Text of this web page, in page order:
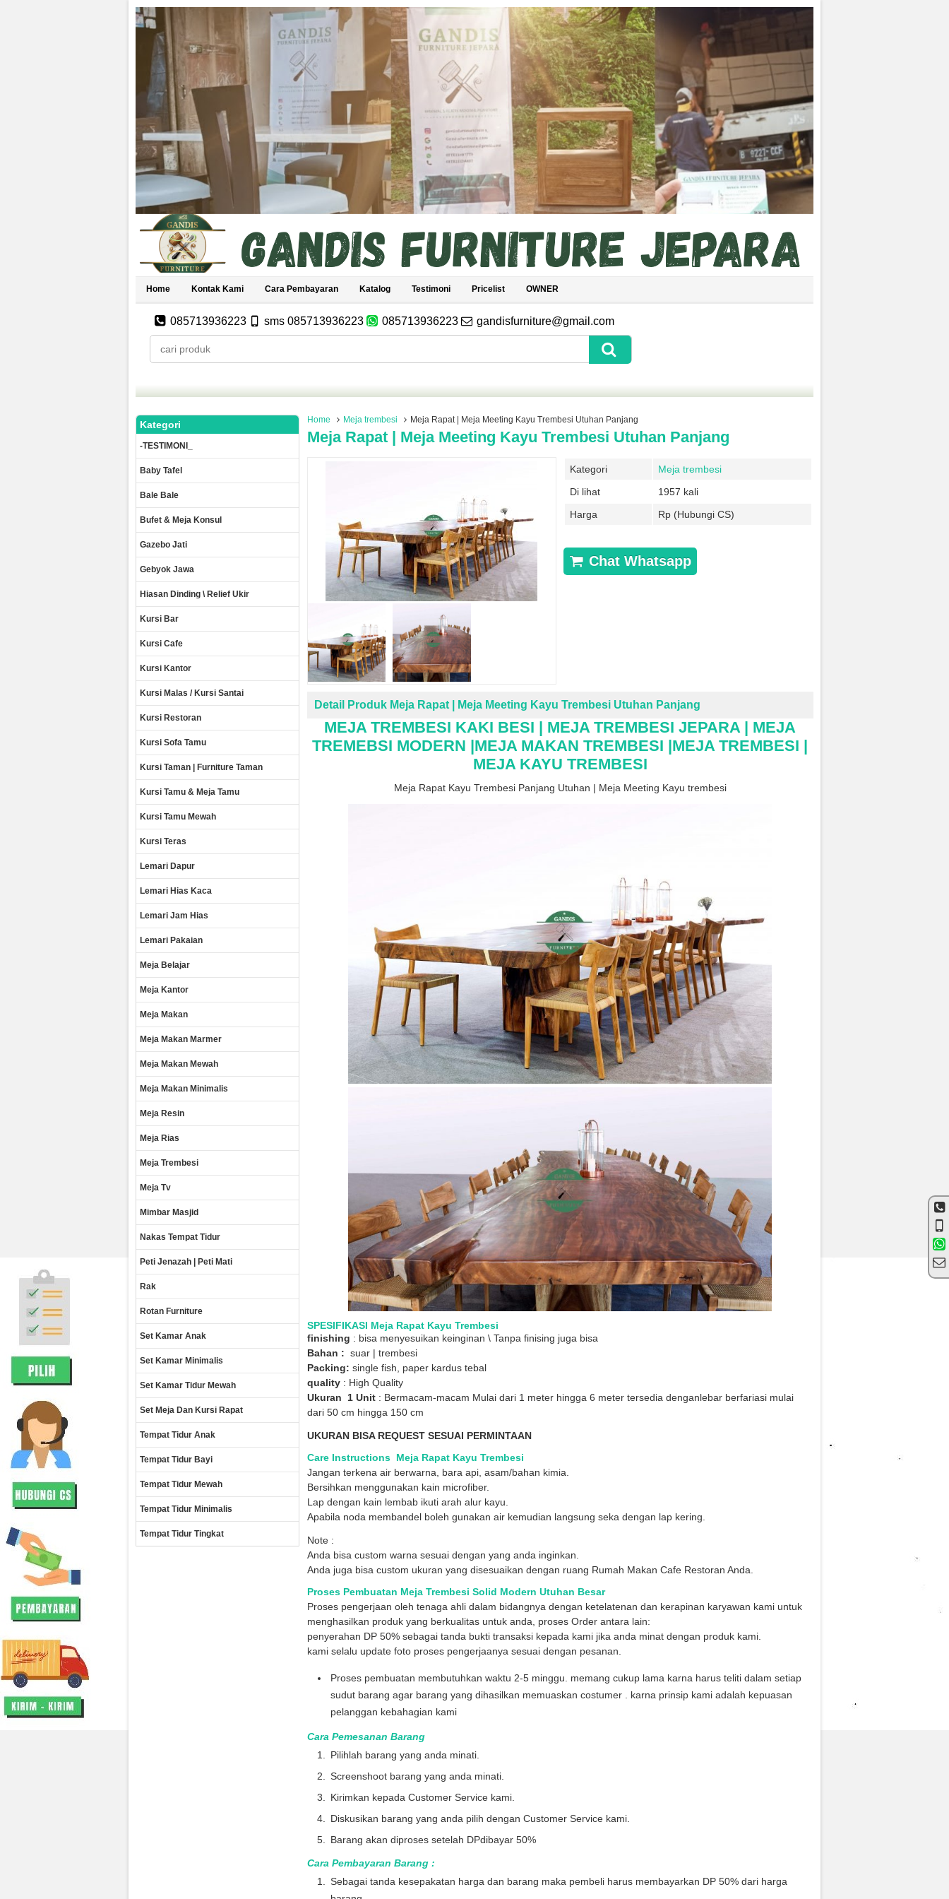
Home Kontak Kami Cara Pembayaran Katalog Testimoni Pricelist OWNER
085713936223 sms 085713936223 085713936223 gandisfurniture@gmail.com
Home Meja trembesi Meja Rapat | Meja Meeting Kayu Trembesi Utuhan Panjang
Meja Rapat | Meja Meeting Kayu Trembesi Utuhan Panjang
Kategori
Meja trembesi
Di lihat
1957 kali
Harga
Rp (Hubungi CS)
Chat Whatsapp
Detail Produk Meja Rapat | Meja Meeting Kayu Trembesi Utuhan Panjang
MEJA TREMBESI KAKI BESI | MEJA TREMBESI JEPARA | MEJA
TREMEBSI MODERN |MEJA MAKAN TREMBESI |MEJA TREMBESI |
MEJA KAYU TREMBESI
Meja Rapat Kayu Trembesi Panjang Utuhan | Meja Meeting Kayu trembesi
SPESIFIKASI Meja Rapat Kayu Trembesi
finishing : bisa menyesuikan keinginan \ Tanpa finising juga bisa
Bahan : suar | trembesi
Packing: single fish, paper kardus tebal
quality: High Quality
Ukuran 1 Unit: Bermacam-macam Mulai dari 1 meter hingga 6 meter tersedia denganlebar berfariasi mulai
dari 50 cm hingga 150 cm
UKURAN BISA REQUEST SESUAI PERMINTAAN
Care Instructions Meja Rapat Kayu Trembesi
Jangan terkena air berwarna, bara api, asam/bahan kimia.
Bersihkan menggunakan kain microfiber.
Lap dengan kain lembab ikuti arah alur kayu.
Apabila noda membandel boleh gunakan air kemudian langsung seka dengan lap kering.
Note :
Anda bisa custom warna sesuai dengan yang anda inginkan.
Anda juga bisa custom ukuran yang disesuaikan dengan ruang Rumah Makan Cafe Restoran Anda.
Proses Pembuatan Meja Trembesi Solid Modern Utuhan Besar
Proses pengerjaan oleh tenaga ahli dalam bidangnya dengan ketelatenan dan kerapinan karyawan kami untuk
menghasilkan produk yang berkualitas untuk anda, proses Order antara lain:
penyerahan DP 50% sebagai tanda bukti transaksi kepada kami jika anda minat dengan produk kami.
kami selalu update foto proses pengerjaanya sesuai dengan pesanan.
Proses pembuatan membutuhkan waktu 2-5 minggu. memang cukup lama karna harus teliti dalam setiap
sudut barang agar barang yang dihasilkan memuaskan costumer . karna prinsip kami adalah kepuasan
pelanggan kebahagian kami
Cara Pemesanan Barang
Pilihlah barang yang anda minati.
Screenshoot barang yang anda minati.
Kirimkan kepada Customer Service kami.
Diskusikan barang yang anda pilih dengan Customer Service kami.
Barang akan diproses setelah DPdibayar 50%
Cara Pembayaran Barang :
Sebagai tanda kesepakatan harga dan barang maka pembeli harus membayarkan DP 50% dari harga
Kategori
-TESTIMONI_
Baby Tafel
Bale Bale
Bufet & Meja Konsul
Gazebo Jati
Gebyok Jawa
Hiasan Dinding \ Relief Ukir
Kursi Bar
Kursi Cafe
Kursi Kantor
Kursi Malas / Kursi Santai
Kursi Restoran
Kursi Sofa Tamu
Kursi Taman | Furniture Taman
Kursi Tamu & Meja Tamu
Kursi Tamu Mewah
Kursi Teras
Lemari Dapur
Lemari Hias Kaca
Lemari Jam Hias
Lemari Pakaian
Meja Belajar
Meja Kantor
Meja Makan
Meja Makan Marmer
Meja Makan Mewah
Meja Makan Minimalis
Meja Resin
Meja Rias
Meja Trembesi
Meja Tv
Mimbar Masjid
Nakas Tempat Tidur
Peti Jenazah | Peti Mati
Rak
Rotan Furniture
Set Kamar Anak
Set Kamar Minimalis
Set Kamar Tidur Mewah
Set Meja Dan Kursi Rapat
Tempat Tidur Anak
Tempat Tidur Bayi
Tempat Tidur Mewah
Tempat Tidur Minimalis
Tempat Tidur Tingkat